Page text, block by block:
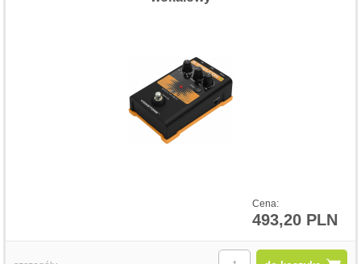
Cena:
493,20 PLN